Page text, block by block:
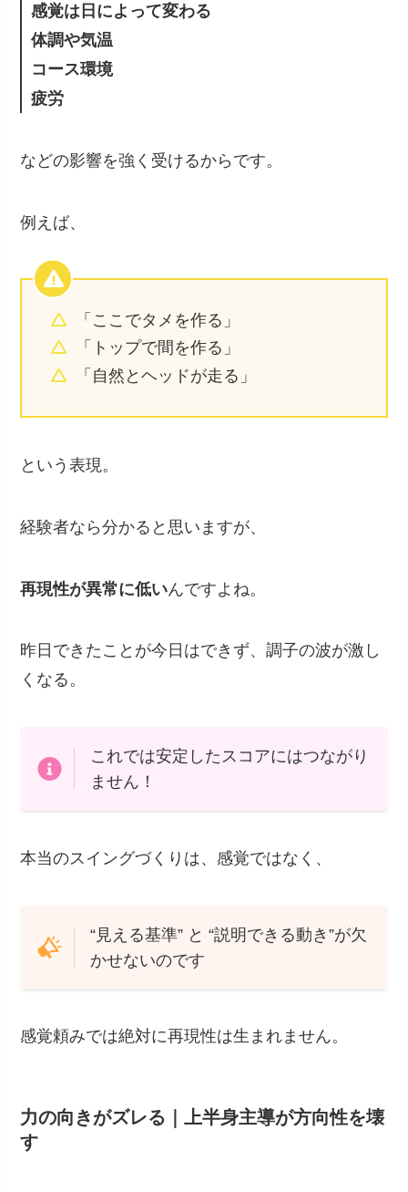
感覚は日によって変わる
体調や気温
コース環境
疲労
などの影響を強く受けるからです。
例えば、
「ここでタメを作る」
「トップで間を作る」
「自然とヘッドが走る」
という表現。
経験者なら分かると思いますが、
再現性が異常に低いんですよね。
昨日できたことが今日はできず、調子の波が激し
くなる。
これでは安定したスコアにはつながり
ません！
本当のスイングづくりは、感覚ではなく、
“見える基準” と “説明できる動き”が欠
かせないのです
感覚頼みでは絶対に再現性は生まれません。
力の向きがズレる｜上半身主導が方向性を壊
す